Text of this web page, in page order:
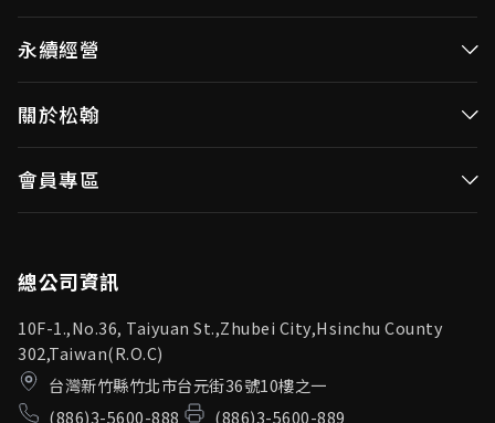
視訊/影像控制器
無線視頻傳輸
OID產品(Optical ID)
視訊／影像控制器
無線視頻傳輸
永續經營
投資人專區
利害關係人
關於松翰
會員專區
總公司資訊
10F-1.,No.36, Taiyuan St.,Zhubei City,Hsinchu County
302,Taiwan(R.O.C)
台灣新竹縣竹北市台元街36號10樓之一
(886)3-5600-888
(886)3-5600-889